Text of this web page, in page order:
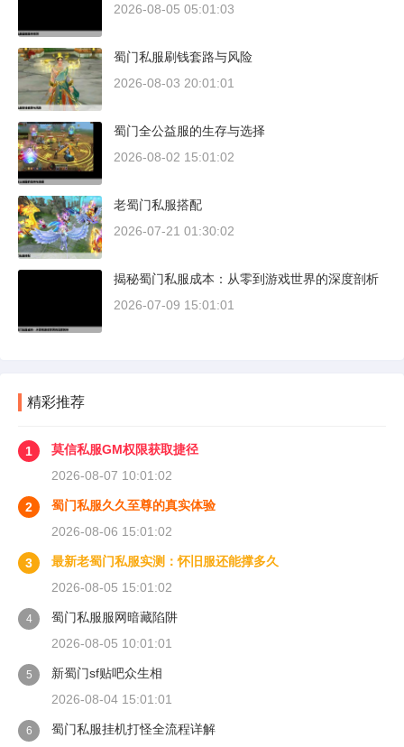
2026-08-05 05:01:03
蜀门私服刷钱套路与风险
2026-08-03 20:01:01
蜀门全公益服的生存与选择
2026-08-02 15:01:02
老蜀门私服搭配
2026-07-21 01:30:02
揭秘蜀门私服成本：从零到游戏世界的深度剖析
2026-07-09 15:01:01
精彩推荐
1
莫信私服GM权限获取捷径
2026-08-07 10:01:02
2
蜀门私服久久至尊的真实体验
2026-08-06 15:01:02
3
最新老蜀门私服实测：怀旧服还能撑多久
2026-08-05 15:01:02
4
蜀门私服服网暗藏陷阱
2026-08-05 10:01:01
5
新蜀门sf贴吧众生相
2026-08-04 15:01:01
6 蜀门私服挂机打怪全流程详解